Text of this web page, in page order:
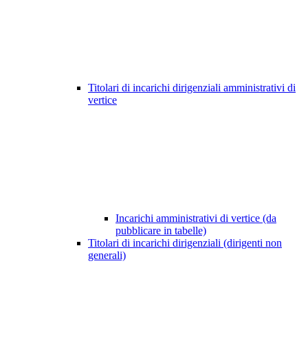
Titolari di incarichi dirigenziali amministrativi di
vertice
Incarichi amministrativi di vertice (da
pubblicare in tabelle)
Titolari di incarichi dirigenziali (dirigenti non
generali)